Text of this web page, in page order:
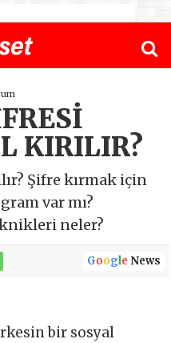
KIRILIR?
Şifre kırmak için
var mı?
neler?
Google News
bir sosyal